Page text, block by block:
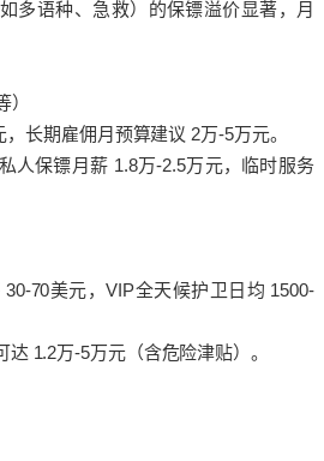
多语种、急救）的保镖溢价显著，月
）
，长期雇佣月预算建议 2万-5万元。
人保镖月薪 1.8万-2.5万元，临时服务
70美元，VIP全天候护卫日均 1500-
1.2万-5万元（含危险津贴）。